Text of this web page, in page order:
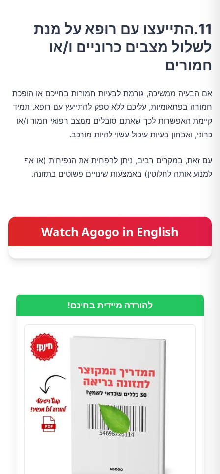
11.התייעצו עם רופא על מנת
לשלול מצבים כרוניים ו/או
חמורים
אם הבעיה ממשיכה, גורמת לבעיות חמורות בחייכם או הופכת
חמורה בפתאומיות, עליכם ללא ספק להתייעץ עם רופא. תמיד
קיימת האפשרות לכך שאתם סובלים ממצב רפואי חמור ו/או
כרוני, ואבחון בעיות עיכול עשוי להיות מורכב.
עם זאת, במקרים רבים, ניתן להפחית את הנפיחות (או אף
למנוע אותה לחלוטין) באמצעות שינויים פשוטים בתזונה.
Watch Agogo in English
להורדה מיידית בחינם!